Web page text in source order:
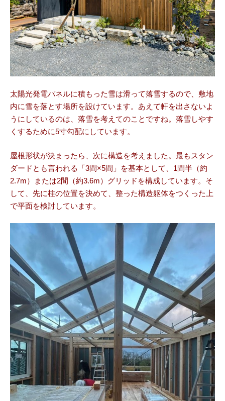
太陽光発電パネルに積もった雪は滑って落雪するので、敷地
内に雪を落とす場所を設けています。あえて軒を出さないよ
うにしているのは、落雪を考えてのことですね。落雪しやす
くするために5寸勾配にしています。
屋根形状が決まったら、次に構造を考えました。最もスタン
ダードとも言われる「3間×5間」を基本として、1間半（約
2.7m）または2間（約3.6m）グリッドを構成しています。そ
して、先に柱の位置を決めて、整った構造躯体をつくった上
で平面を検討しています。